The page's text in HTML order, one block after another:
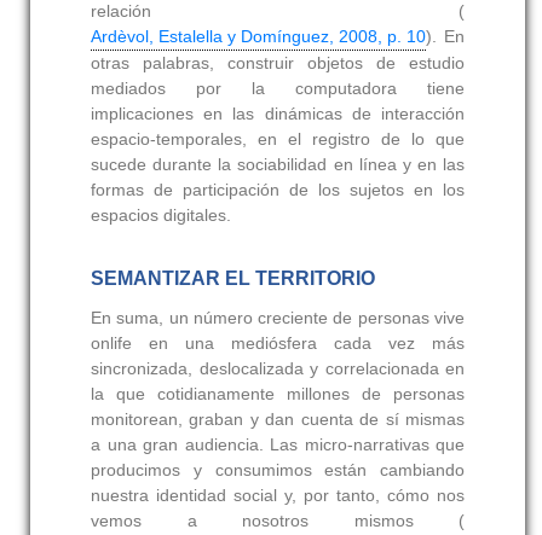
relación (
Ardèvol, Estalella y Domínguez, 2008, p. 10). En
otras palabras, construir objetos de estudio
mediados por la computadora tiene
implicaciones en las dinámicas de interacción
espacio-temporales, en el registro de lo que
sucede durante la sociabilidad en línea y en las
formas de participación de los sujetos en los
espacios digitales.
SEMANTIZAR EL TERRITORIO
En suma, un número creciente de personas vive
onlife en una mediósfera cada vez más
sincronizada, deslocalizada y correlacionada en
la que cotidianamente millones de personas
monitorean, graban y dan cuenta de sí mismas
a una gran audiencia. Las micro-narrativas que
producimos y consumimos están cambiando
nuestra identidad social y, por tanto, cómo nos
vemos a nosotros mismos (